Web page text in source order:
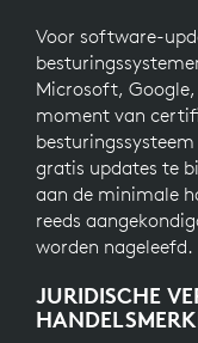
Voor software-
Microsoft,
moment van
gratis updates te
aan de minimale
reeds
worden nageleefd.
JURIDISCHE